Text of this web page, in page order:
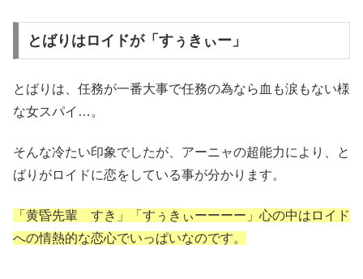
とばりはロイドが「すぅきぃー」
とばりは、任務が一番大事で任務の為なら血も涙もない様
な女スパイ…。
そんな冷たい印象でしたが、アーニャの超能力により、と
ばりがロイドに恋をしている事が分かります。
「黄昏先輩 すき」「すぅきぃーーーー」心の中はロイド
への情熱的な恋心でいっぱいなのです。